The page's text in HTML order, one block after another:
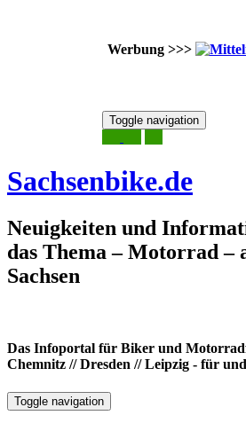
Werbung >>>
Toggle navigation
Sachsenbike.de
Neuigkeiten und
das Thema – Motorrad –
Sachsen
Das Infoportal für Biker und
Chemnitz // Dresden // Leipzig - für und
Toggle navigation